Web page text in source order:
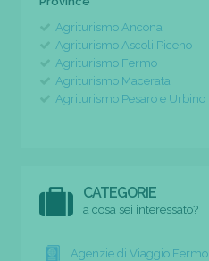
Agriturismo Ancona
Agriturismo Ascoli Piceno
Agriturismo Fermo
Agriturismo Macerata
Agriturismo Pesaro e Urbino
CATEGORIE
a cosa sei interessato?
Agenzie di Viaggio Fermo